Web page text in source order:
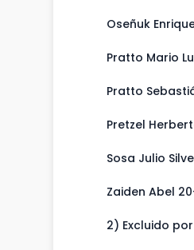
Oseñuk
Pratto Mario
Pratto
Pretzel
Sosa Julio
Zaiden Abel
2) Excluido por